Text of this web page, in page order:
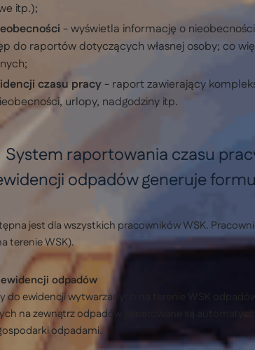
itp.);
- wyświetla informację o
do raportów dotyczących własnej osoby; co
czasu pracy- raport zawierający
urlopy, nadgodziny itp.
System raportowania czasu
odpadów generuje
jest dla wszystkich pracowników WSK.
terenie WSK).
odpadów
do ewidencji wytwarzanych na terenie WSK
na zewnątrz odpadów generowane są
odpadami.